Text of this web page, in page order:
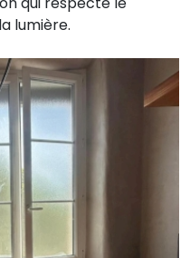
lumière.